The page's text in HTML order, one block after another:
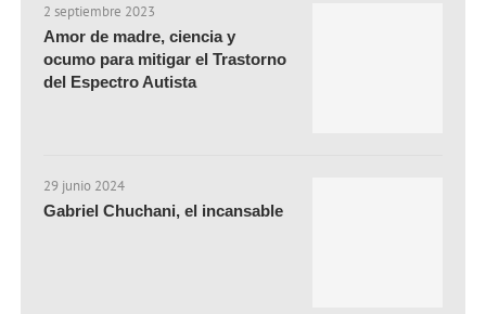
2 septiembre 2023
Amor de madre, ciencia y
ocumo para mitigar el Trastorno
del Espectro Autista
29 junio 2024
Gabriel Chuchani, el incansable